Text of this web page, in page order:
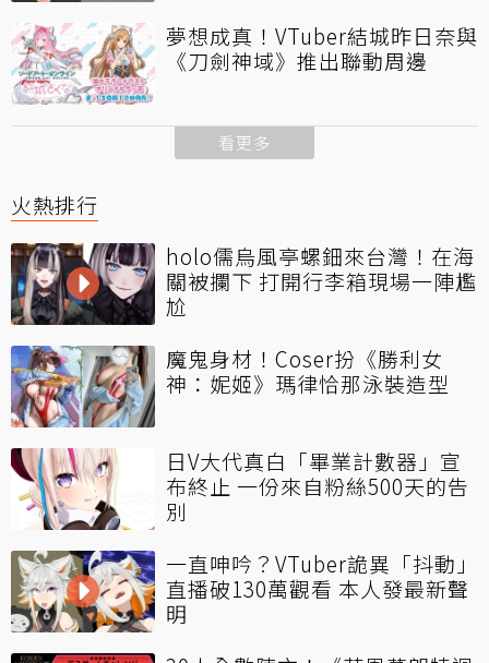
夢想成真！VTuber結城昨日奈與
《刀劍神域》推出聯動周邊
看更多
火熱排行
holo儒烏風亭螺鈿來台灣！在海
關被攔下 打開行李箱現場一陣尷
尬
魔鬼身材！Coser扮《勝利女
神：妮姬》瑪律恰那泳裝造型
日V大代真白「畢業計數器」宣
布終止 一份來自粉絲500天的告
別
一直呻吟？VTuber詭異「抖動」
直播破130萬觀看 本人發最新聲
明